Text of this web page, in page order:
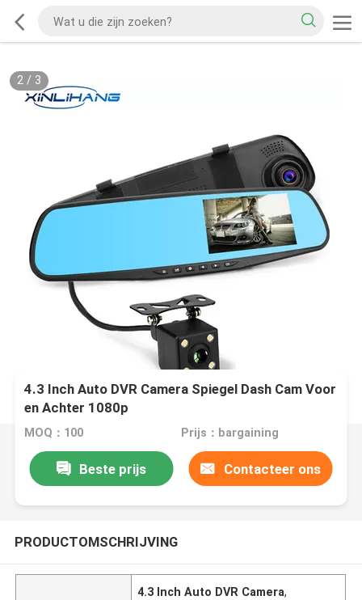
2/ 3
4.3 Inch Auto DVR Camera Spiegel Dash Cam Voor
en Achter 1080p
MOQ：100 Prijs：bargaining
Beste prijs Contacteer ons
PRODUCTOMSCHRIJVING
4.3 Inch Auto DVR Camera,